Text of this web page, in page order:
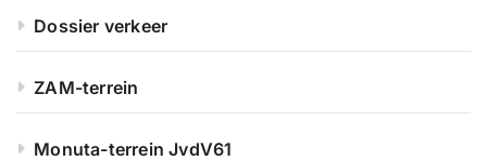
Dossier verkeer
ZAM-terrein
Monuta-terrein JvdV61